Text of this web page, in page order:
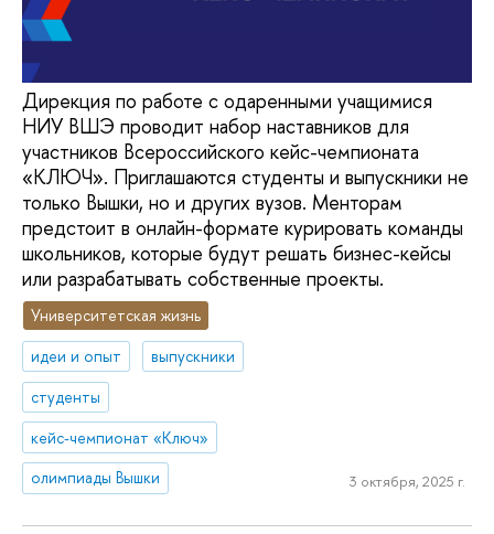
Дирекция по работе с одаренными учащимися
НИУ ВШЭ проводит набор наставников для
участников Всероссийского кейс-чемпионата
«КЛЮЧ». Приглашаются студенты и выпускники не
только Вышки, но и других вузов. Менторам
предстоит в онлайн-формате курировать команды
школьников, которые будут решать бизнес-кейсы
или разрабатывать собственные проекты.
Университетская жизнь
идеи и опыт
выпускники
студенты
кейс-чемпионат «Ключ»
олимпиады Вышки
3 октября, 2025 г.